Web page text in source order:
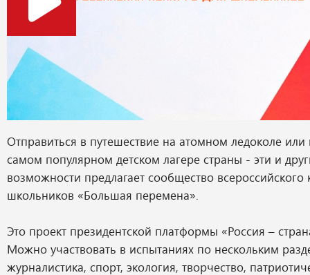
Отправиться в путешествие на атомном ледоколе или
самом популярном детском лагере страны - эти и
возможности предлагает сообщество всероссийского
школьников «Большая перемена».
Это проект президентской платформы «Россия –
Можно участвовать в испытаниях по нескольким
журналистика, спорт, экология, творчество,